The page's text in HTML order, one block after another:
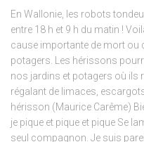
En Wallonie, les robots
entre 18 h et 9 h du matin !
cause importante de mort ou
potagers. Les hérissons
nos jardins et potagers où ils
régalant de limaces,
hérisson (Maurice Carême)
je pique et pique et pique Se
seul compagnon. Je suis